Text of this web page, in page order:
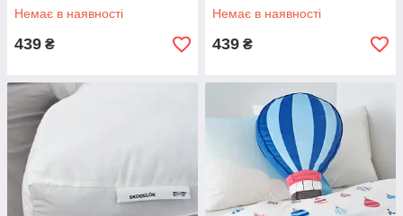
Немає в наявності
439 ₴
Немає в наявності
439 ₴